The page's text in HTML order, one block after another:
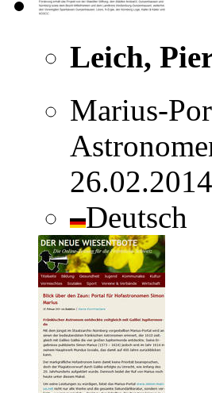
Leich,
Marius-
Deutsch